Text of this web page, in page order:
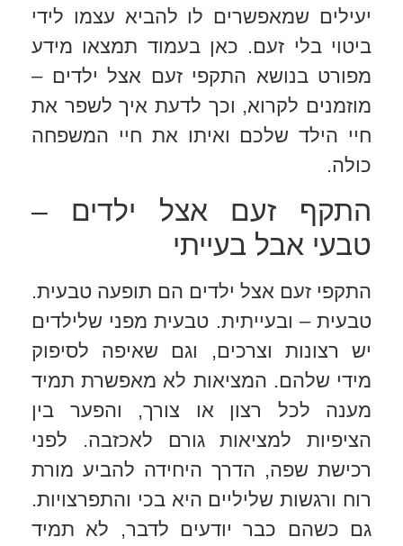
יעילים שמאפשרים לו להביא עצמו לידי
ביטוי בלי זעם. כאן בעמוד תמצאו מידע
מפורט בנושא התקפי זעם אצל ילדים –
מוזמנים לקרוא, וכך לדעת איך לשפר את
חיי הילד שלכם ואיתו את חיי המשפחה
כולה.
התקף זעם אצל ילדים –
טבעי אבל בעייתי
התקפי זעם אצל ילדים הם תופעה טבעית.
טבעית – ובעייתית. טבעית מפני שלילדים
יש רצונות וצרכים, וגם שאיפה לסיפוק
מידי שלהם. המציאות לא מאפשרת תמיד
מענה לכל רצון או צורך, והפער בין
הציפיות למציאות גורם לאכזבה. לפני
רכישת שפה, הדרך היחידה להביע מורת
רוח ורגשות שליליים היא בכי והתפרצויות.
גם כשהם כבר יודעים לדבר, לא תמיד